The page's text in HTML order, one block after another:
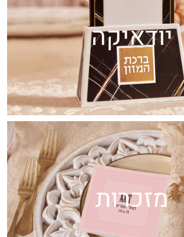
יודאיקה
מזכרות